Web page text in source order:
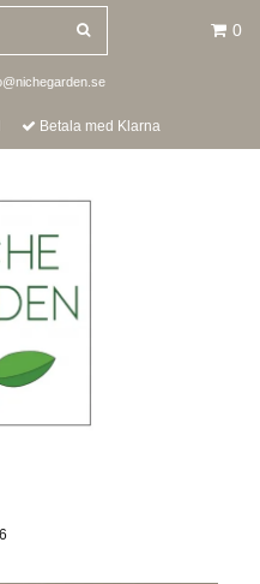
0
Betala med Klarna